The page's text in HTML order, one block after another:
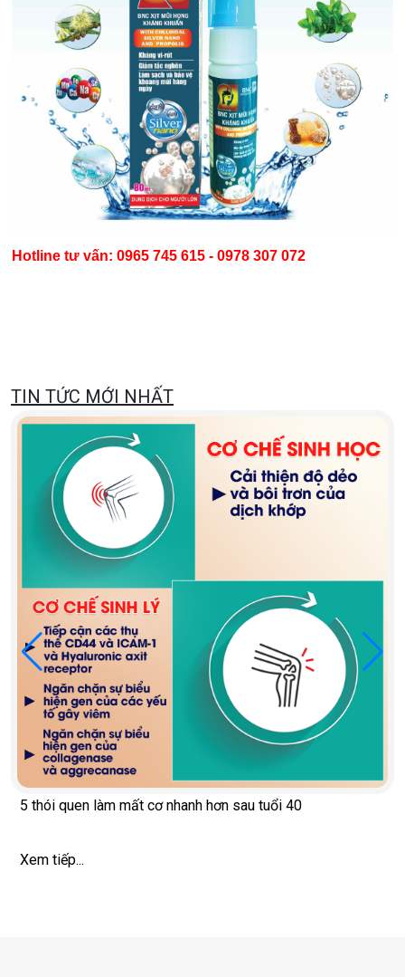
Hotline tư vấn: 0965 745 615 - 0978 307 072
TIN TỨC MỚI NHẤT
5 thói quen làm mất cơ nhanh hơn sau tuổi 40
Xem tiếp...